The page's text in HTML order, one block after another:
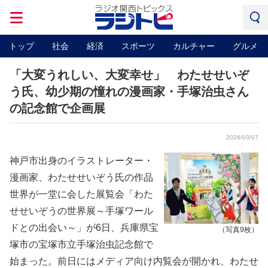
トップ 社会 経済 スポーツ カルチャー グルメ
「大変うれしい、大変幸せ」 わたせせいぞ
う氏、幼少期の憧れの漫画家・手塚治虫さん
の記念館で企画展
2026/03/07
（写真9枚）
神戸市出身のイラストレーター・
漫画家、わたせせいぞう氏の作品
世界が一堂に会した展覧会「わた
せせいぞうの世界展～手塚ワール
ドとの出会い～」が6日、兵庫県宝
塚市の宝塚市立手塚治虫記念館で
始まった。前日にはメディア向け内覧会が開かれ、わたせ